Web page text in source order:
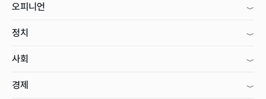
오피니언
정치
사회
경제